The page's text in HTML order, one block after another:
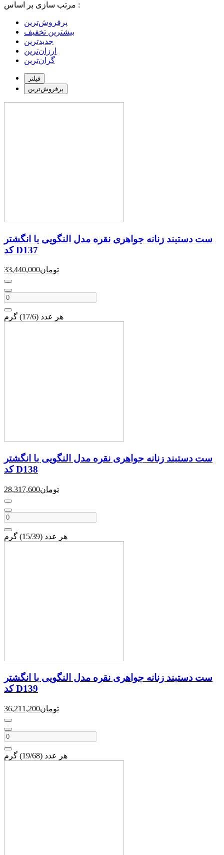
مرتب سازی بر اساس :
بیشترین تخفیف
جدیدترین
ارزان‌ترین
گران‌ترین
فیلتر
پرفروش‌ترین‌
ست دستبند زنانه جواهری نقره مدل النگویی با انگشتر
کد D137
33,440,000تومان
هر عدد (17/6) گرم
ست دستبند زنانه جواهری نقره مدل النگویی با انگشتر
کد D138
28,317,600تومان
هر عدد (15/39) گرم
ست دستبند زنانه جواهری نقره مدل النگویی با انگشتر
کد D139
36,211,200تومان
هر عدد (19/68) گرم